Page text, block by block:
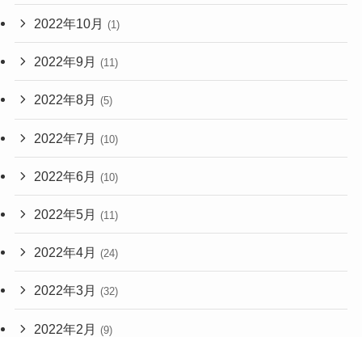
2022年10月 (1)
2022年9月 (11)
2022年8月 (5)
2022年7月 (10)
2022年6月 (10)
2022年5月 (11)
2022年4月 (24)
2022年3月 (32)
2022年2月 (9)